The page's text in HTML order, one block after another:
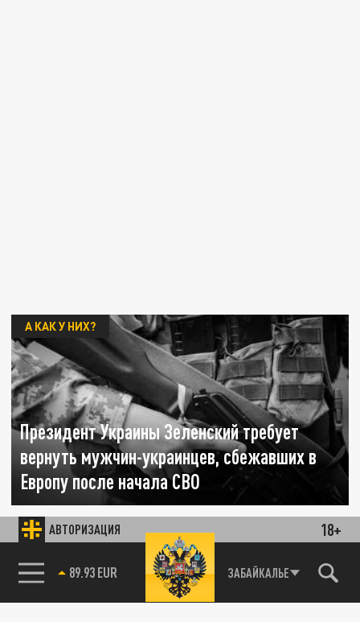
АВТОРИЗАЦИЯ 18+
85.64 BRENT ЗАБАЙКАЛЬЕ
Президент Украины Зеленский требует
вернуть мужчин-украинцев, сбежавших в
Европу после начала СВО
А КАК У НИХ?
05 СЕНТЯБРЯ 13:31
Огромные потери среди личного состава
ВСУ во время летнего контрнаступления
вынуждают киевский режим забыть о...